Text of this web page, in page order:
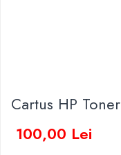
Cartus HP
100,00 Lei